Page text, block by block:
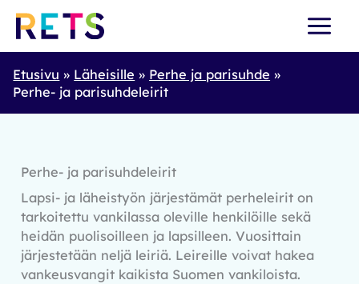
Skip
Etusivu
Läheisille
Perhe ja parisuhde
Perhe- ja parisuhdeleirit
Perhe- ja parisuhdeleirit
Lapsi- ja läheistyön järjestämät perheleirit on
tarkoitettu vankilassa oleville henkilöille sekä
heidän puolisoilleen ja lapsilleen. Vuosittain
järjestetään neljä leiriä. Leireille voivat hakea
vankeusvangit kaikista Suomen vankiloista.